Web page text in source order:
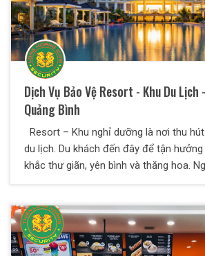
Dịch Vụ Bảo Vệ Resort - Khu Du
Quảng Bình
Resort – Khu nghỉ dưỡng là nơi thu
du lịch. Du khách đến đây để tận
khắc thư giãn, yên bình và thăng hoa.
resort – khu nghỉ dưỡng theo cách
du khách thoải mái hơn, ấn tượng hơn
nghỉ dưỡng.